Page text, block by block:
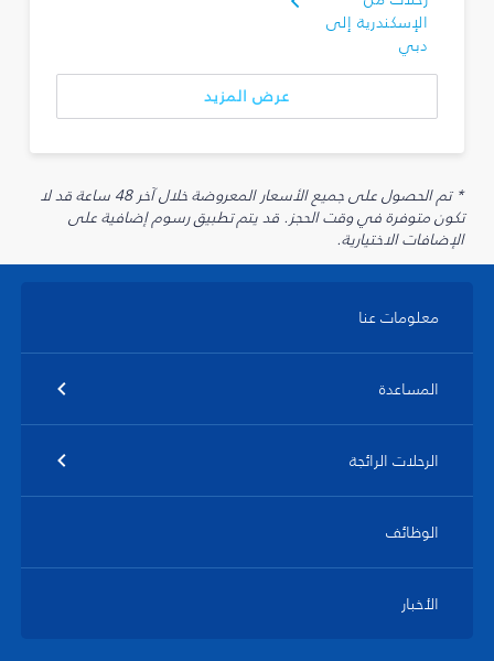
الإسكندرية إلى
دبي
عرض المزيد
* تم الحصول على جميع الأسعار المعروضة خلال آخر 48 ساعة قد لا
تكون متوفرة في وقت الحجز. قد يتم تطبيق رسوم إضافية على
الإضافات الاختيارية.
معلومات عنا
المساعدة
الرحلات الرائجة
الوظائف
الأخبار